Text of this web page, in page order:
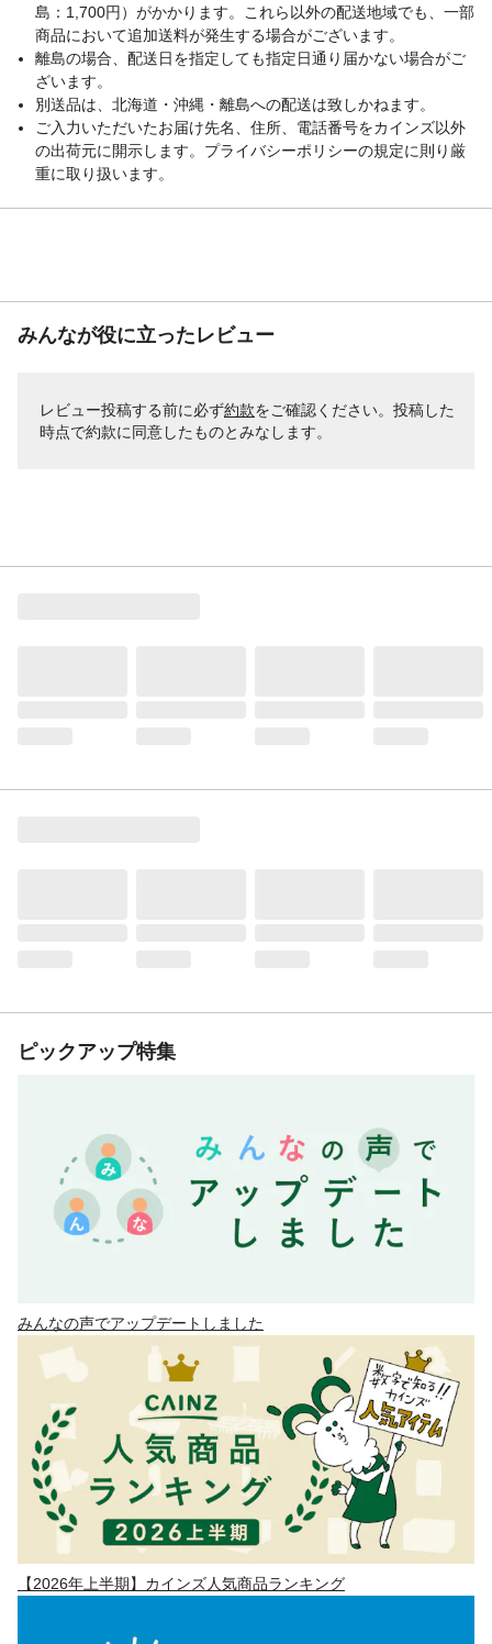
島：1,700円）がかかります。これら以外の配送地域でも、一部
商品において追加送料が発生する場合がございます。
離島の場合、配送日を指定しても指定日通り届かない場合がご
ざいます。
別送品は、北海道・沖縄・離島への配送は致しかねます。
ご入力いただいたお届け先名、住所、電話番号をカインズ以外
の出荷元に開示します。プライバシーポリシーの規定に則り厳
重に取り扱います。
みんなが役に立ったレビュー
レビュー投稿する前に必ず約款をご確認ください。投稿した
時点で約款に同意したものとみなします。
ピックアップ特集
みんなの声でアップデートしました
【2026年上半期】カインズ人気商品ランキング